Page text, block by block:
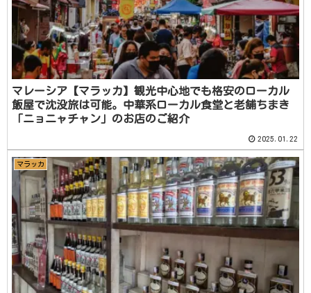
マレーシア【マラッカ】観光中心地でも格安のローカル
飯屋で沈没旅は可能。中華系ローカル食堂と老舗ちまき
「ニョニャチャン」のお店のご紹介
2025.01.22
マラッカ